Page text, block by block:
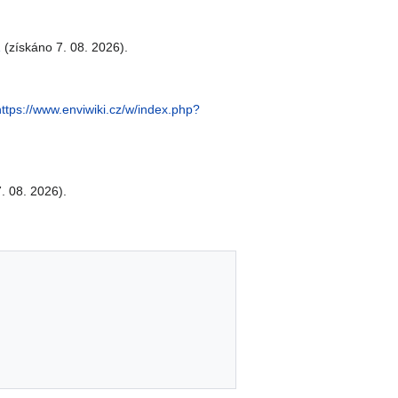
(získáno 7. 08. 2026).
www.enviwiki.cz/w/index.php?
08. 2026).